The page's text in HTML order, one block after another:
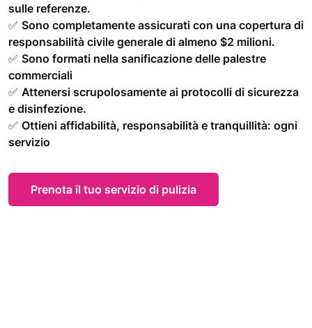
sulle referenze.
✅ Sono completamente assicurati con una copertura di
responsabilità civile generale di almeno $2 milioni.
✅ Sono formati nella sanificazione delle palestre
commerciali
✅ Attenersi scrupolosamente ai protocolli di sicurezza
e disinfezione.
✅ Ottieni affidabilità, responsabilità e tranquillità: ogni
servizio
Prenota il tuo servizio di pulizia